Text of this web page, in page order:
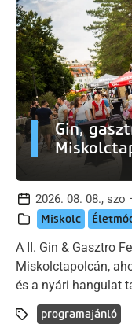
Gin,
2026. 08. 08., szo
Miskolc
A II. Gin & Gasztro
Miskolctapolcán,
és a nyári hangulat
programajánló